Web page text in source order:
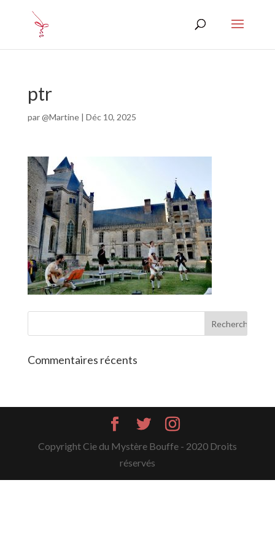
ptr
par@Martine| Déc 10, 2025
Commentaires récents
Copyright Cie du Mystère Bouffe - 2020 Droits
réservés